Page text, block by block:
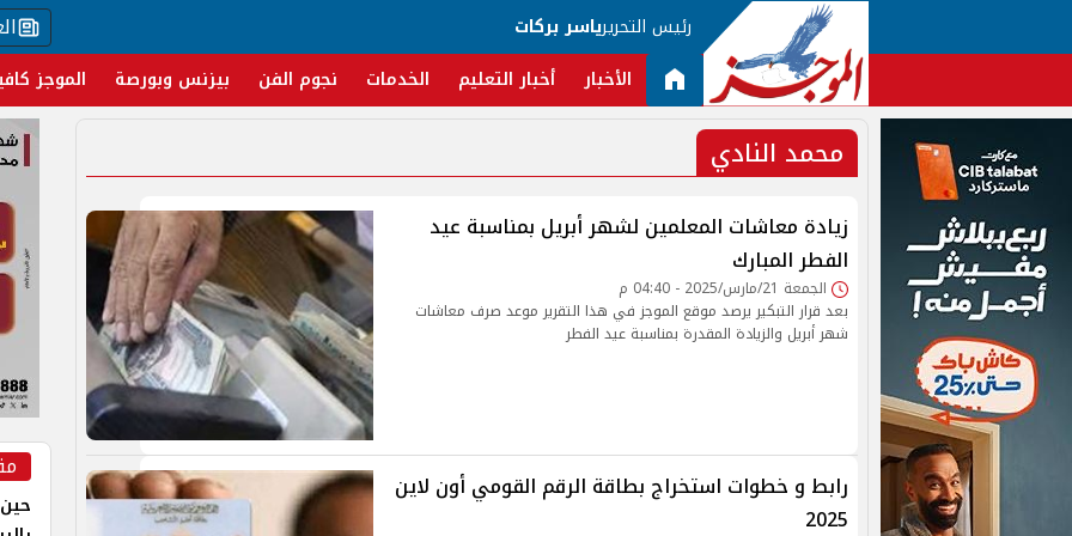
رئيس التحريرياسر بركات
الأخبار أخبار التعليم الخدمات نجوم الفن بيزنس وبورصة الموجز
محمد النادي
زيادة معاشات المعلمين لشهر أبريل بمناسبة عيد
الفطر المبارك
الجمعة 21/مارس/2025 - 04:40 م
بعد قرار التبكير يرصد موقع الموجز في هذا التقرير موعد صرف معاشات
شهر أبريل والزيادة المقدرة بمناسبة عيد الفطر
رابط و خطوات استخراج بطاقة الرقم القومي أون لاين
2025